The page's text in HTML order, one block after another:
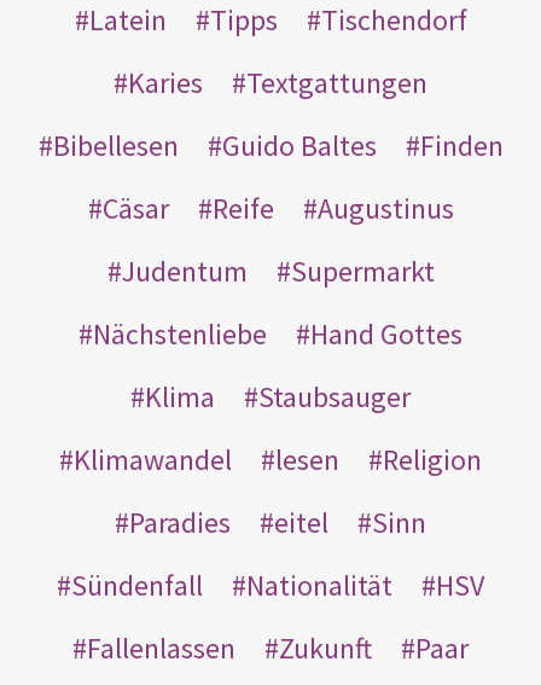
Latein
Tipps
Tischendorf
Karies
Textgattungen
Bibellesen
Guido Baltes
Finden
Cäsar
Reife
Augustinus
Judentum
Supermarkt
Nächstenliebe
Hand Gottes
Klima
Staubsauger
Klimawandel
lesen
Religion
Paradies
eitel
Sinn
Sündenfall
Nationalität
HSV
Fallenlassen
Zukunft
Paar